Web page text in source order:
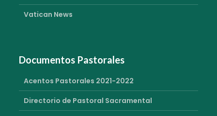
Vatican News
Documentos Pastorales
Acentos Pastorales 2021-2022
Directorio de Pastoral Sacramental